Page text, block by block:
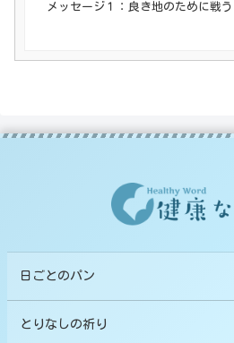
メッセージ１：良き地のために戦う
日ごとのパン
とりなしの祈り